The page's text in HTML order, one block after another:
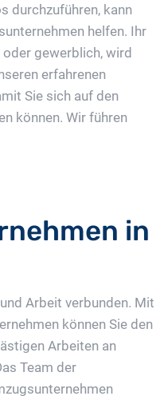
durchzuführen, kann
helfen. Ihr
gewerblich, wird
erfahrenen
Sie sich auf den
können. Wir führen
in
Arbeit verbunden. Mit
können Sie den
Arbeiten an
Team der